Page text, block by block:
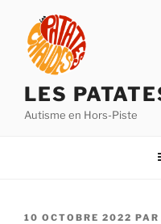
contenu
principal
LES
Autisme en Hors-Piste
PUBLIÉ
10 OCTOBRE 2022 PAR